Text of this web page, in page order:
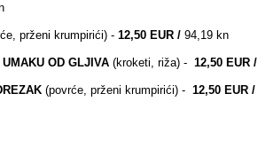
prženi krumpirići) - 12,50 EUR / 94,19 kn
OD GLJIVA (kroketi, riža) - 12,50 EUR /
(povrće, prženi krumpirići) - 12,50 EUR /